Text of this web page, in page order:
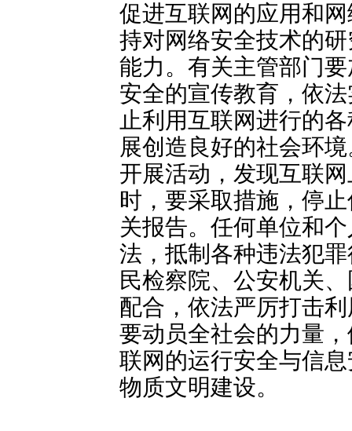
促进互联网的应用和
持对网络安全技术的
能力。有关主管部门
安全的宣传教育，依
止利用互联网进行的
展创造良好的社会环
开展活动，发现互联
时，要采取措施，停
关报告。任何单位和
法，抵制各种违法犯
民检察院、公安机关
配合，依法严厉打击
要动员全社会的力量
联网的运行安全与信
物质文明建设。